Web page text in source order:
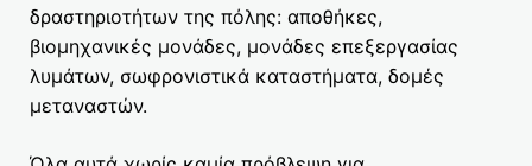
δραστηριοτήτων της πόλης: αποθήκες,
βιομηχανικές μονάδες, μονάδες επεξεργασίας
λυμάτων, σωφρονιστικά καταστήματα, δομές
μεταναστών.